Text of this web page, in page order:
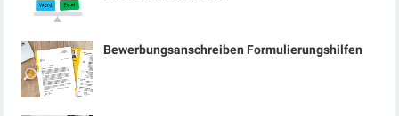
Bewerbungsanschreiben Formulierungshilfen